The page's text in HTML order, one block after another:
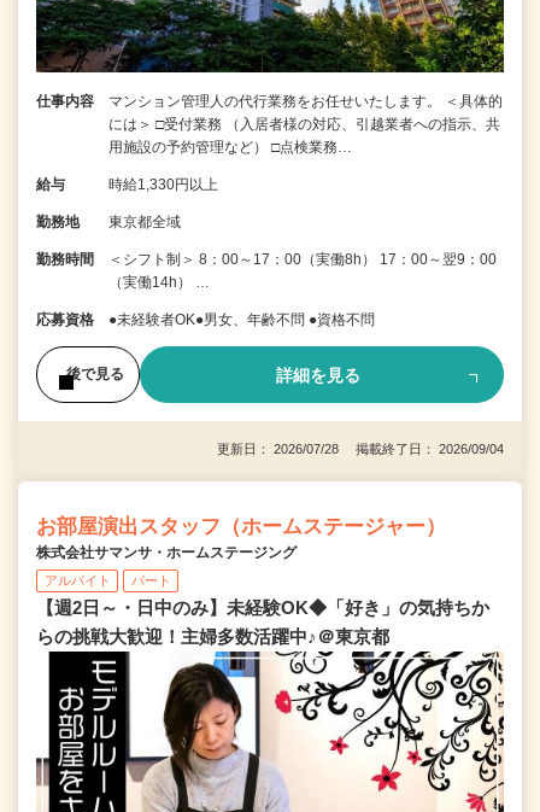
仕事内容
マンション管理人の代行業務をお任せいたします。 ＜具体的
には＞ □受付業務 （入居者様の対応、引越業者への指示、共
用施設の予約管理など） □点検業務…
給与 時給1,330円以上
勤務地 東京都全域
勤務時間
＜シフト制＞ 8：00～17：00（実働8h） 17：00～翌9：00
（実働14h） …
応募資格 ●未経験者OK●男女、年齢不問 ●資格不問
後で見る 詳細を見る
更新日： 2026/07/28 掲載終了日： 2026/09/04
お部屋演出スタッフ（ホームステージャー）
株式会社サマンサ・ホームステージング
アルバイト パート
【週2日～・日中のみ】未経験OK◆「好き」の気持ちか
らの挑戦大歓迎！主婦多数活躍中♪＠東京都